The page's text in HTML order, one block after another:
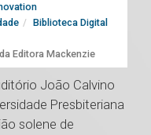
Biblioteca Digital
Editora Mackenzie
João Calvino
Presbiteriana
solene de